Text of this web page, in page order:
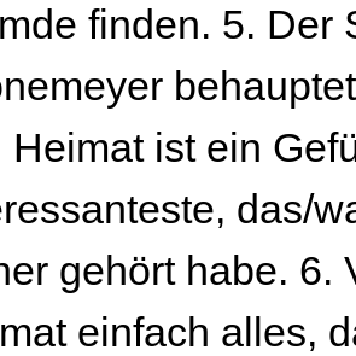
finden. 5. Der
Heimat ist ein
das/
gehört habe. 6.
einfach alles,